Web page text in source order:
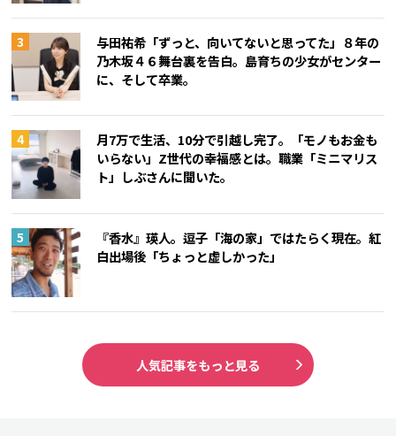
与田祐希「ずっと、向いてないと思ってた」８年の
乃木坂４６舞台裏を告白。島育ちの少女がセンター
に、そして卒業。
月7万で生活、10分で引越し完了。「モノもお金も
いらない」Z世代の幸福感とは。職業「ミニマリス
ト」しぶさんに聞いた。
『香水』瑛人。逗子「海の家」ではたらく現在。紅
白出場後「ちょっと虚しかった」
人気記事をもっと見る